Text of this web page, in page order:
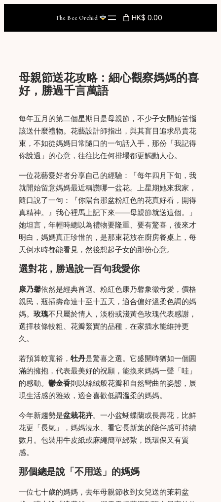
content
The Bee Orchid HK$ 0.00
母親節送花攻略：細心觀察媽媽的喜
好，勝過千言萬語
每年五月的第二個星期日是母親節，不少子女開始苦惱
該送什麼禮物。花藝設計師指出，與其盲目追求昂貴花
束，不如從媽媽日常隨口的一句話入手，那份「我記得
你說過」的心意，往往比任何排場都更觸動人心。
一位花藝愛好者分享自己的經驗：「每年四月下旬，我
就開始留意媽媽最近稱讚哪一盆花。上星期她來我家，
隨口說了一句：『你陽台那盆粉紅色的花真好看，開得
真精神。』我心裡馬上記下來——母親節就送這個。」
她坦言，年輕時總以為禮物要隆重、要有驚喜，後來才
明白，媽媽真正珍惜的，是那束花放在廚房餐桌上，每
天倒水時都能看見，然後想起子女的那份心意。
選對花，勝過說一百句我愛你
康乃馨依然是經典首選。粉紅色康乃馨象徵母愛，價格
親民，瓶插壽命達十至十五天，適合偏好溫柔色調的媽
媽。 玫瑰不只屬於情人，淡粉或淺黃色玫瑰代表感謝，
選擇枝條較粗、花瓣緊實的品種，在家插水能維持更
久。
若預算較寬裕， 牡丹是驚喜之選。它盛開時猶如一個圓
滿的擁抱，代表最美好的祝願，能換來媽媽一聲「哇」
的感動。 鬱金香則以絲絨般花瓣和自然彎曲的姿態，展
現生活感的雅致，適合喜歡低調溫柔的媽媽。
今年新趨勢是盆栽花卉。一小盆蝴蝶蘭或長壽花，比鮮
花更「長氣」，媽媽澆水、看它長新葉的陪伴感可持續
數月。包裝用牛皮紙或麻繩簡單綁紮，既環保又有質
感。
那個總是說「不用送」的媽媽
一位七十歲的媽媽，去年母親節收到女兒送的茉莉盆